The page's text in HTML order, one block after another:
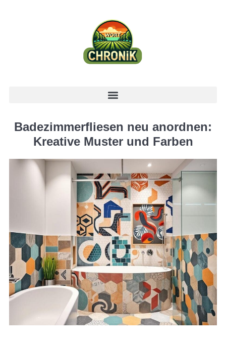
Badezimmerfliesen neu anordnen:
Kreative Muster und Farben